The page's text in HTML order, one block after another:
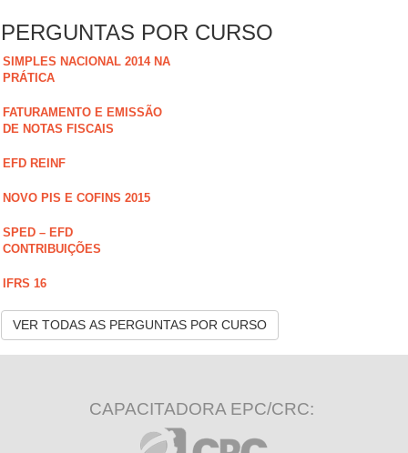
PERGUNTAS POR CURSO
SIMPLES NACIONAL 2014 NA
PRÁTICA
FATURAMENTO E EMISSÃO
DE NOTAS FISCAIS
EFD REINF
NOVO PIS E COFINS 2015
SPED – EFD
CONTRIBUIÇÕES
IFRS 16
VER TODAS AS PERGUNTAS POR CURSO
CAPACITADORA EPC/CRC: